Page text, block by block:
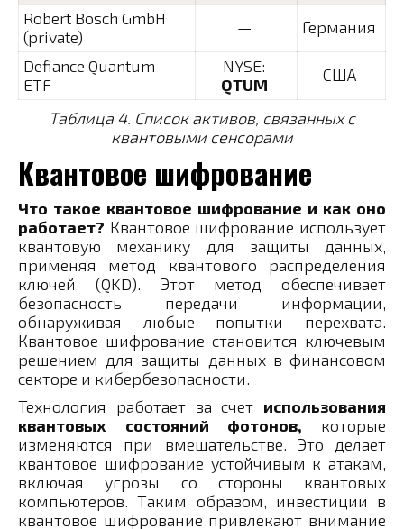
Robert Bosch GmbH
(private)
—
Германия
Defiance Quantum
ETF
NYSE:
QTUM
США
Таблица 4. Список активов, связанных с
квантовыми сенсорами
Квантовое шифрование
Что такое квантовое шифрование и как оно
работает? Квантовое шифрование использует
квантовую механику для защиты данных,
применяя метод квантового распределения
ключей (QKD). Этот метод обеспечивает
безопасность передачи информации,
обнаруживая любые попытки перехвата.
Квантовое шифрование становится ключевым
решением для защиты данных в финансовом
секторе и кибербезопасности.
Технология работает за счет использования
квантовых состояний фотонов, которые
изменяются при вмешательстве. Это делает
квантовое шифрование устойчивым к атакам,
включая угрозы со стороны квантовых
компьютеров. Таким образом, инвестиции в
квантовое шифрование привлекают внимание